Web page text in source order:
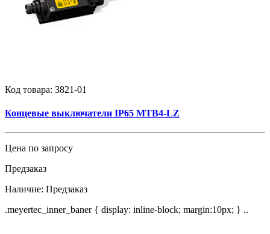
Код товара: 3821-01
Концевые выключатели IP65 MTB4-LZ
Цена по запросу
Предзаказ
Наличие: Предзаказ
.meyertec_inner_baner { display: inline-block; margin:10px; } ..